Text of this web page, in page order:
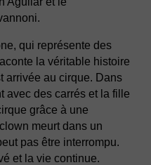
qui représente des
la véritable histoire
arrivée au cirque. Dans
avec des carrés et la fille
grâce à une
meurt dans un
pas être interrompu.
et la vie continue.